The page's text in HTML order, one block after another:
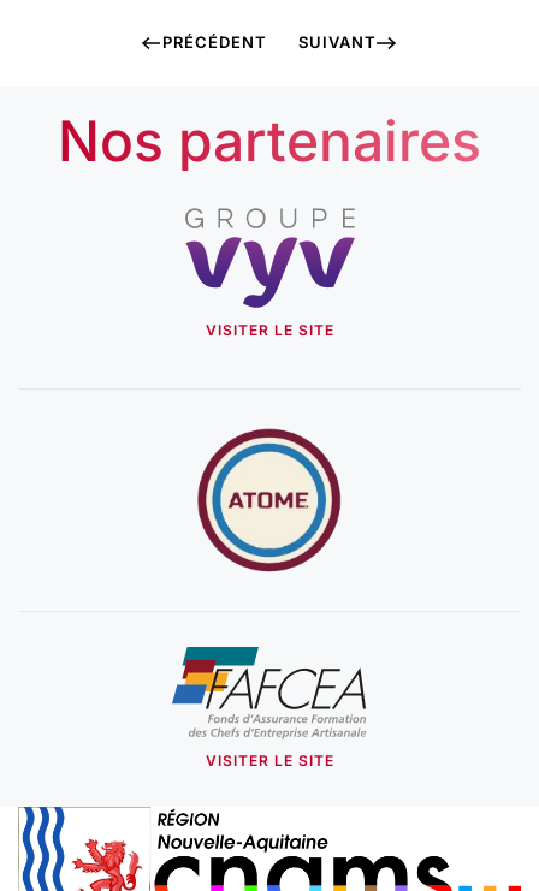
PRÉCÉDENT SUIVANT
Nos partenaires
VISITER LE SITE
VISITER LE SITE